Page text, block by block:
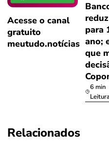
Acesse o canal
gratuito
meutudo.notícias
para
ano;
que
6 min
Relacionados